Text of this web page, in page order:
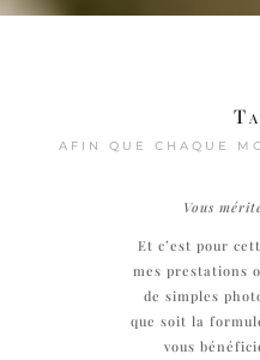
AFIN QUE CHAQUE
Vous
Et c’est pour
mes prestations
de simples
que soit la
vous